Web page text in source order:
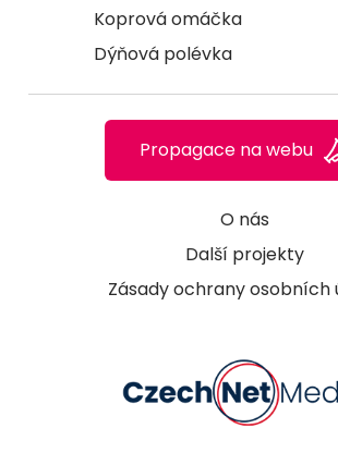
Koprová omáčka
Dýňová polévka
O nás
Další projekty
Zásady ochrany osobních
Propagace na webu